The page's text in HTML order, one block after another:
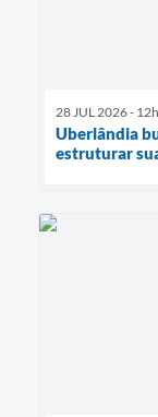
28 JUL 2026 -
Uberlândia
estruturar